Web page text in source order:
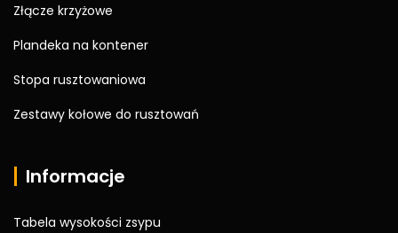
Złącze krzyżowe
Plandeka na kontener
Stopa rusztowaniowa
Zestawy kołowe do rusztowań
Informacje
Tabela wysokości zsypu